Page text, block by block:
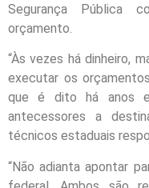
Segurança Pública
orçamento.
“Às vezes há dinheiro,
executar os
que é dito há anos e
antecessores a
técnicos estaduais
“Não adianta apontar